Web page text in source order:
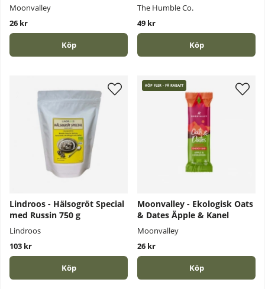
Moonvalley
26 kr
Köp
The Humble Co.
49 kr
Köp
Lindroos - Hälsogröt Special
med Russin 750 g
Lindroos
103 kr
Köp
KÖP FLER - FÅ RABATT
Moonvalley - Ekologisk Oats
& Dates Äpple & Kanel
Moonvalley
26 kr
Köp